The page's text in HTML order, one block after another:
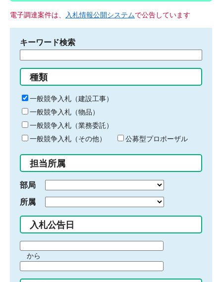
電子調達案件は、 入札情報公開システムで公告しています
キーワード検索
る
キ
ー
ワ
ー
ド
入
力
種類
一般競争入札（建設工事）
一般競争入札（物品）
一般競争入札（業務委託）
一般競争入札（その他）
公募型プロポーザル
担当所属
部局
所属
入札公告日
間
始
から
間